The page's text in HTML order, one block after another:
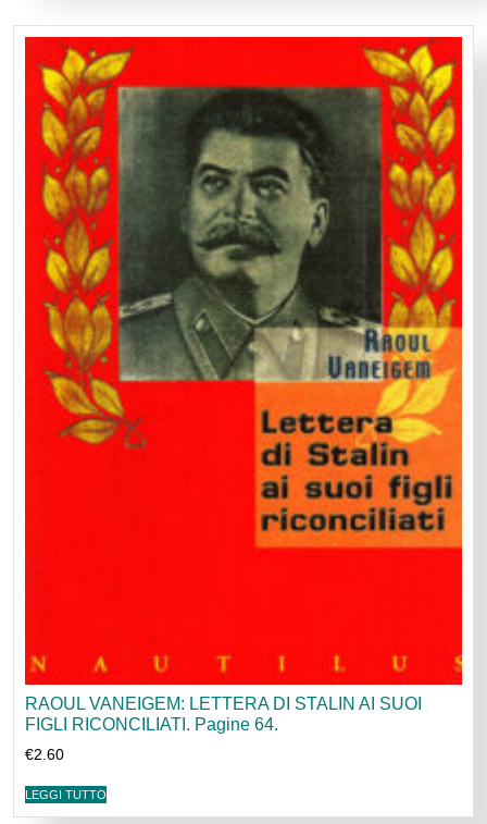
RAOUL VANEIGEM: LETTERA DI STALIN AI SUOI
FIGLI RICONCILIATI. Pagine 64.
€2.60
LEGGI TUTTO